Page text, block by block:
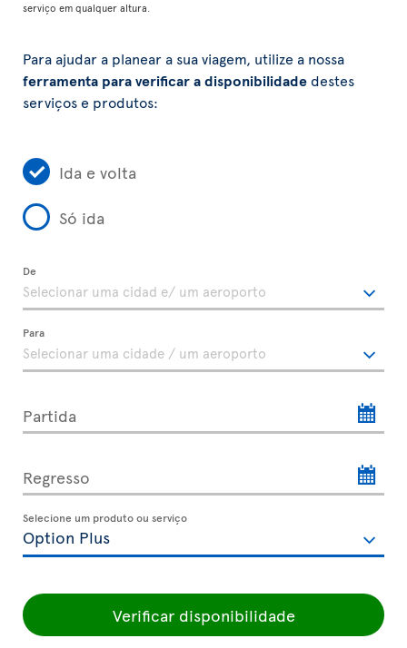
serviço em qualquer altura.
Para ajudar a planear a sua viagem, utilize a nossa
ferramenta para verificar a disponibilidade destes
serviços e produtos:
Ida e volta
Só ida
De
Para
Partida
Regresso
Selecione um produto ou serviço
Verificar disponibilidade